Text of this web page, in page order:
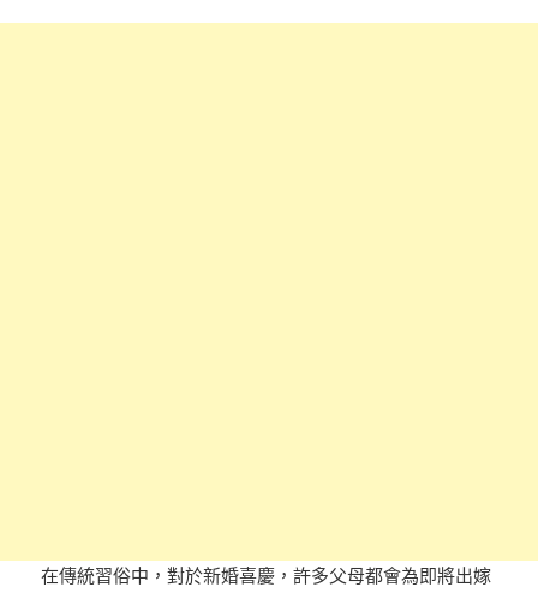
在傳統習俗中，對於新婚喜慶，許多父母都會為即將出嫁